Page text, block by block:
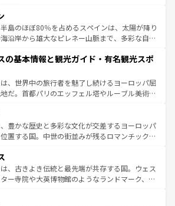
カーナの美しい田園風景やアマルフィ海岸の絶
然景観も見逃せない。観光の合間には、本場の
タなど、絶品のイタリア料理を堪能することも
るイタリアで、忘れられない旅をしてみよう！
のイタリア情報は
島のほぼ80％を占めるスペインは、太陽が降り
沿岸から雄大なピレネー山脈まで、多彩な自然
くこの国では、情熱的なフラメンコ、熱気あふ
そして美味しいタパスが生活の一部となってい
ドリードの洗練された雰囲気や、バルセロナの
れた街角から、地方では古代ローマ遺跡や中世
によって風土や気候が異なるスペインはその個
性で訪れる人を魅了する。 なお、新着のスペイン情報は コ
覧を参照してほしい。
の基本情報と観光ガイド・有名観光スポ
、世界中の旅行者を魅了し続けるヨーロッパ屈
だ。首都パリのエッフェル塔やルーブル美術館
魅力が詰まっている。華麗な宮殿、歴史的な大
いビーチ、そして豊かな自然が、訪れる者を心
る。また、フランスは美食の国としても知ら
ンパンの発祥地であるランス、プロヴァンスの
ベンダー畑など、多彩な楽しみ方が可能だ。さ
以外の地域にも魅力が溢れており、どの街角に
足を運ぶとそれぞれで全く異なる文化を体験で
豊かな歴史と多彩な文化が交差するヨーロッパ
置する国。中世の街並みが残るロマンチック街
の国は、どこを歩いても飽きることがない。ベ
化的活気、バイエルン州のアルプスの絶景、そ
川沿いのワイン畑といった風景は必見。ビール
な人にはぜひ体験してほしい。 なお、新着の
、古きよき伝統と最先端が共存する国。ウェス
ー寺院や大英博物館のようなランドマーク、歴
異なる魅力がある。また、優雅なアフタヌーン